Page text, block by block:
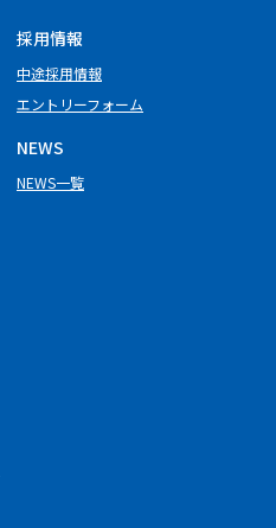
採用情報
中途採用情報
エントリーフォーム
NEWS
NEWS一覧